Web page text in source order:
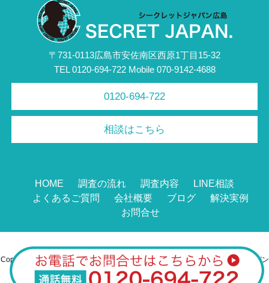
〒731-0113広島市安佐南区西原1丁目15-32
TEL 0120-694-722 Mobile 070-9142-4688
0120-694-722
相談はこちら
HOME 調査の流れ 調査内容
LINE相談
よくあるご質問
会社概要 ブログ
解決実例
お問合せ
Copyright ©2026 広島の不倫調査・浮気調査なら総合探偵社シークレットジャパン
広島All Rights Reserved.